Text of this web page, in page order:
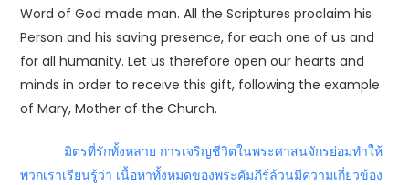
Word of God made man. All the Scriptures proclaim his
Person and his saving presence, for each one of us and
for all humanity. Let us therefore open our hearts and
minds in order to receive this gift, following the example
of Mary, Mother of the Church.
มิตรที่รักทั้งหลาย การเจริญชีวิตในพระศาสนจักรย่อมทำให้
พวกเราเรียนรู้ว่า เนื้อหาทั้งหมดของพระคัมภีร์ล้วนมีความเกี่ยวข้อง